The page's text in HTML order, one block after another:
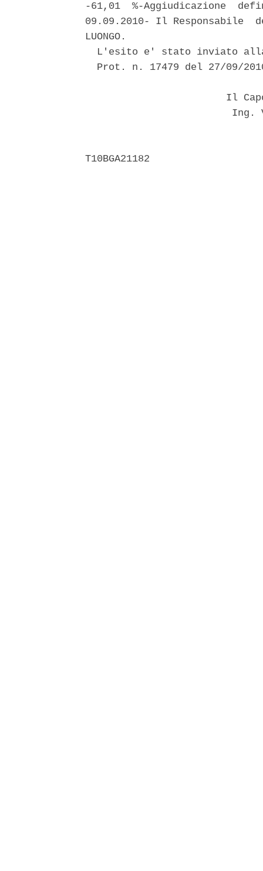
-61,01  %-Aggiudicazione
09.09.2010- Il Responsabile
LUONGO.
L'esito e' stato inviato
Prot. n. 17479 del 27/09/
Il